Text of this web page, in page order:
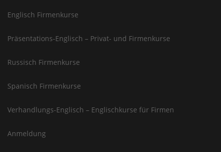
Englisch Firmenkurse
Präsentations-Englisch – Privat- und Firmenkurse
Russisch Firmenkurse
Spanisch Firmenkurse
Verhandlungs-Englisch – Englischkurse für Firmen
Anmeldung